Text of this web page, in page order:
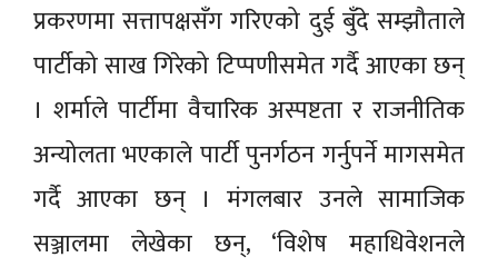
प्रकरणमा सत्तापक्षसँग गरिएको दुई बुँदे सम्झौताले
पार्टीको साख गिरेको टिप्पणीसमेत गर्दै आएका छन्
। शर्माले पार्टीमा वैचारिक अस्पष्टता र राजनीतिक
अन्योलता भएकाले पार्टी पुनर्गठन गर्नुपर्ने मागसमेत
गर्दै आएका छन् । मंगलबार उनले सामाजिक
सञ्जालमा लेखेका छन्, ‘विशेष महाधिवेशनले